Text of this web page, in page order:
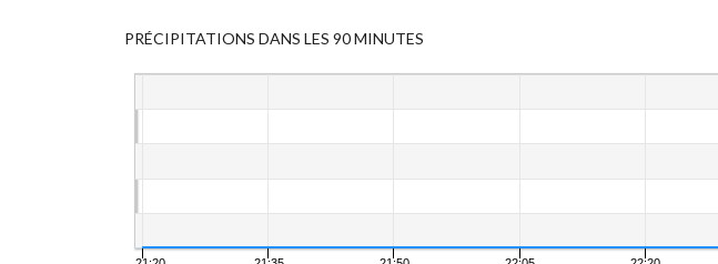
PRÉCIPITATIONS DANS LES 90 MINUTES